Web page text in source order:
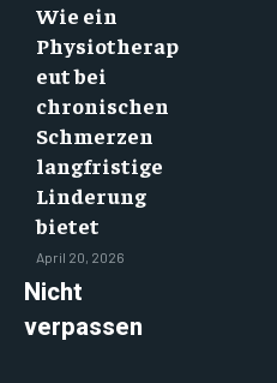
Wie ein
Physiotherap
eut bei
chronischen
Schmerzen
langfristige
Linderung
bietet
April 20, 2026
Nicht
verpassen